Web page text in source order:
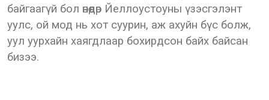
байгаагүй бол өнөөдөр Йеллоустоуны үзэсгэлэнт
уулс, ой мод нь хот суурин, аж ахуйн бүс болж,
уул уурхайн хаягдлаар бохирдсон байх байсан
бизээ.